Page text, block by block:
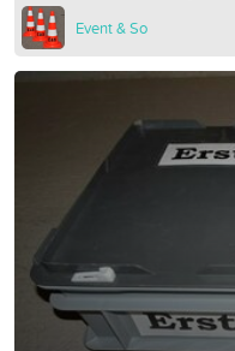
Event & So